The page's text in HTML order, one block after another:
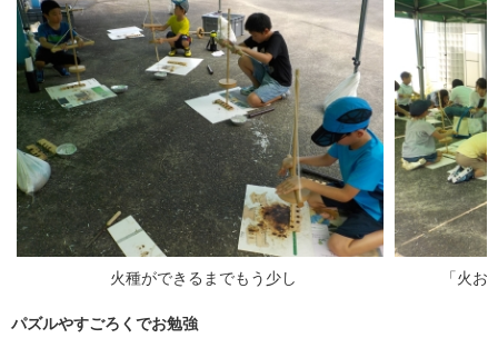
火種ができるまでもう少し 「火おこし
パズルやすごろくでお勉強